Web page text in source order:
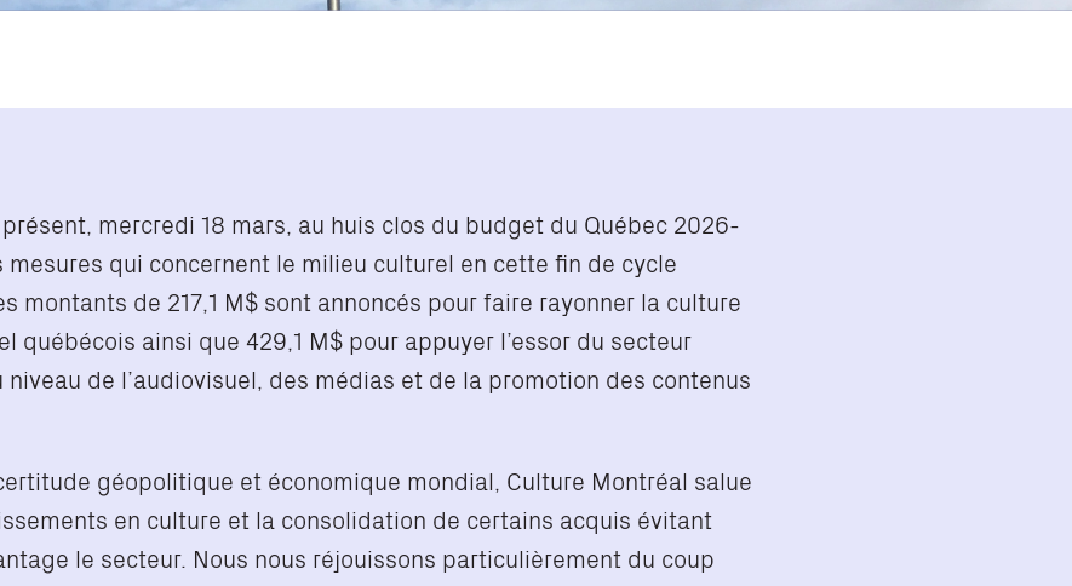
mercredi 18 mars, au huis clos du budget du Québec 2026-
mesures qui concernent le milieu culturel en cette fin de cycle
montants de 217,1 M$ sont annoncés pour faire rayonner la culture
québécois ainsi que 429,1 M$ pour appuyer l’essor du secteur
de l’audiovisuel, des médias et de la promotion des contenus
géopolitique et économique mondial, Culture Montréal salue
en culture et la consolidation de certains acquis évitant
le secteur. Nous nous réjouissons particulièrement du coup